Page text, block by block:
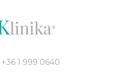
+36 1 999 0640